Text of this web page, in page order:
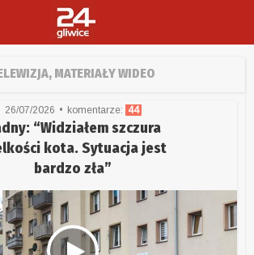
MATERIAŁY WIDEO
26/07/2026 komentarze: 44
“Widziałem szczura
kota. Sytuacja jest
bardzo zła”